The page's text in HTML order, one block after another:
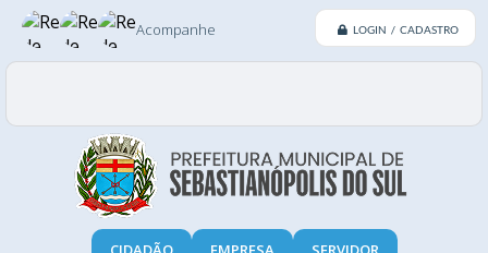
LOGIN / CADASTRO
Acompanhe